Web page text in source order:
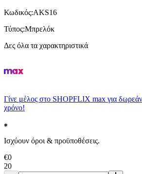
Κωδικός:AKS16
Τύπος:Μπρελόκ
Δες όλα τα χαρακτηριστικά
Γίνε μέλος στο SHOPFLIX max για δωρεάν
χρόνο!
Ισχύουν όροι & προϋποθέσεις.
€0
20